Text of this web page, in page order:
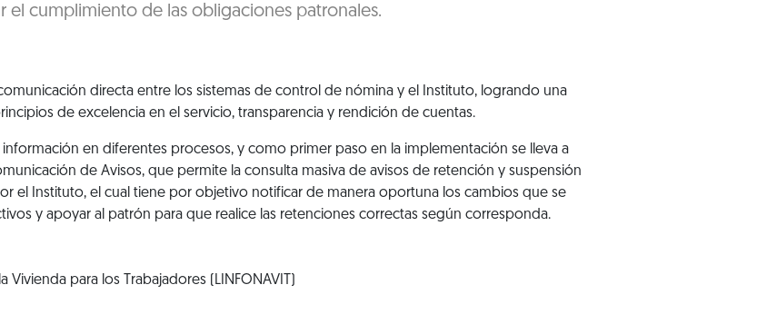
el cumplimiento de las obligaciones patronales.
directa entre los sistemas de control de nómina y el Instituto, logrando una
de excelencia en el servicio, transparencia y rendición de cuentas.
en diferentes procesos, y como primer paso en la implementación se lleva a
de Avisos, que permite la consulta masiva de avisos de retención y suspensión
el Instituto, el cual tiene por objetivo notificar de manera oportuna los cambios que se
y apoyar al patrón para que realice las retenciones correctas según corresponda.
para los Trabajadores (LINFONAVIT)